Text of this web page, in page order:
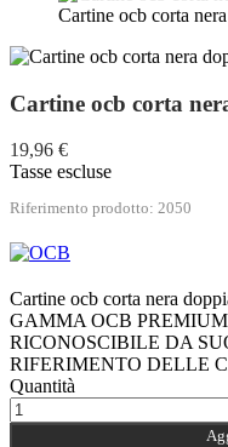
Cartine ocb corta
Cartine ocb corta
19,96 €
Tasse escluse
Riferimento prodotto: 2050
Cartine ocb corta nera
GAMMA OCB
RICONOSCIBILE DA
RIFERIMENTO DELLE
Quantità